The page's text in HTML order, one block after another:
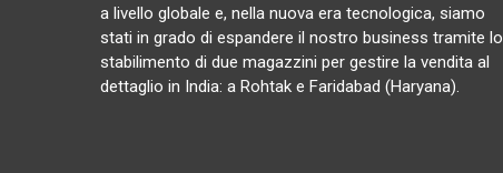
a livello globale e, nella nuova era tecnologica, siamo
stati in grado di espandere il nostro business tramite lo
stabilimento di due magazzini per gestire la vendita al
dettaglio in India: a Rohtak e Faridabad (Haryana).